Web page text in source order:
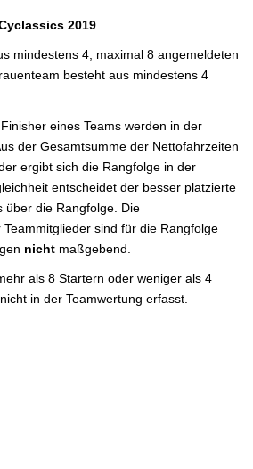
2019
mindestens 4, maximal 8 angemeldeten
besteht aus mindestens 4
eines Teams werden in der
der Gesamtsumme der Nettofahrzeiten
ergibt sich die Rangfolge in der
entscheidet der besser platzierte
über die Rangfolge. Die
sind für die Rangfolge
nicht maßgebend.
als 8 Startern oder weniger als 4
in der Teamwertung erfasst.